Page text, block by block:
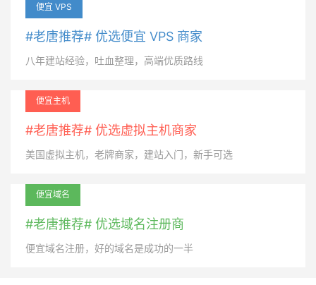
便宜 VPS
#老唐推荐# 优选便宜 VPS 商家
八年建站经验，吐血整理，高端优质路线
便宜主机
#老唐推荐# 优选虚拟主机商家
美国虚拟主机，老牌商家，建站入门，新手可选
便宜域名
#老唐推荐# 优选域名注册商
便宜域名注册，好的域名是成功的一半